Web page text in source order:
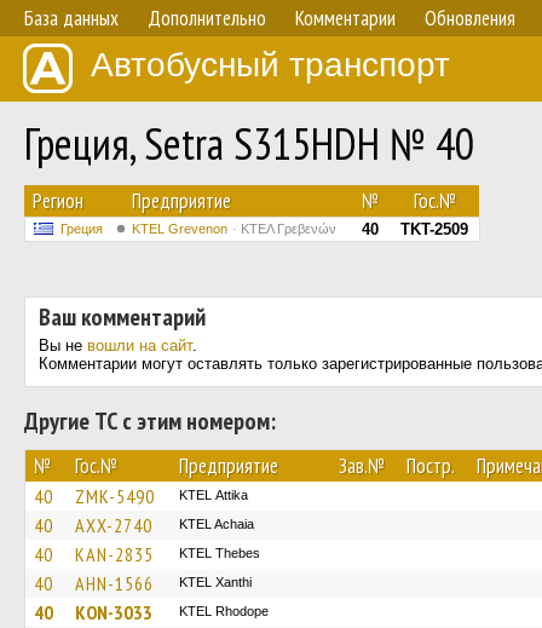
База данных Дополнительно Комментарии Обновления
Автобусный транспорт
Греция, Setra S315HDH № 40
Регион Предприятие № Гос.№
Греция ΚΤΕL Grevenon ΚΤΕΛ Γρεβενών 40 TKT-2509
Ваш комментарий
Вы не вошли на сайт.
Комментарии могут оставлять только зарегистрированные
Другие ТС с этим номером:
№ Гос.№ Предприятие Зав.№ Постр.
40 ZMK-5490 KΤΕL Αttika
40 AXX-2740 KTEL Achaia
40 KAN-2835 KTEL Thebes
40 AHN-1566 KTEL Xanthi
40 KON-3033 KTEL Rhodope